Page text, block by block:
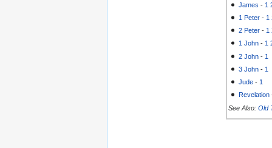
James - 1
1 Peter - 1
2 Peter - 1
1 John - 1
2 John - 1
3 John - 1
Jude - 1
Revelation
See Also: Old